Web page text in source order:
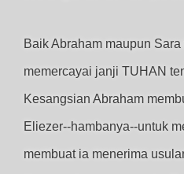
Baik Abraham maupun
memercayai janji TUHAN
Kesangsian Abraham
Eliezer--hambanya--untuk
membuat ia menerima